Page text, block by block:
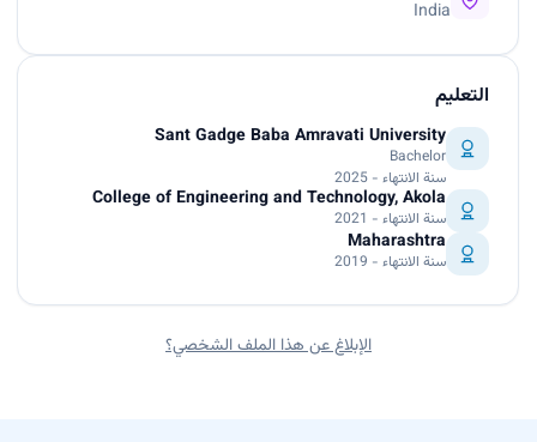
India
التعليم
Sant Gadge Baba Amravati University
Bachelor
سنة الانتهاء - 2025
College of Engineering and Technology, Akola
سنة الانتهاء - 2021
Maharashtra
سنة الانتهاء - 2019
الإبلاغ عن هذا الملف الشخصي؟